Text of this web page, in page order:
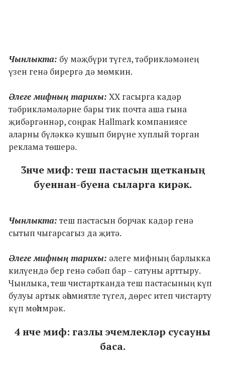
Чынлыкта: бу мәҗбүри түгел, тәбрикләмәнең
үзен генә бирергә дә мөмкин.
Әлеге мифның тарихы: XX гасырга кадәр
тәбрикләмәләрне бары тик почта аша гына
җибәргәннәр, соңрак Hallmark компаниясе
аларны бүләккә кушып бирүне хуплый торган
реклама төшерә.
3нче миф: теш пастасын щетканың
буеннан-буена сыларга кирәк.
Чынлыкта: теш пастасын борчак кадәр генә
сытып чыгарсагыз да җитә.
Әлеге мифның тарихы: әлеге мифның барлыкка
килүендә бер генә сәбәп бар – сатуны арттыру.
Чынлыка, теш чистартканда теш пастасының күп
булуы артык әһәмиятле түгел, дөрес итеп чистарту
күп мөһимрәк.
4 нче миф: газлы эчемлекләр сусауны
баса.